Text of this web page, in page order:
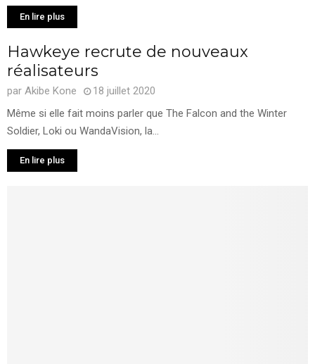
En lire plus
Hawkeye recrute de nouveaux
réalisateurs
par Akibe Kone
18 juillet 2020
Même si elle fait moins parler que The Falcon and the Winter
Soldier, Loki ou WandaVision, la...
En lire plus